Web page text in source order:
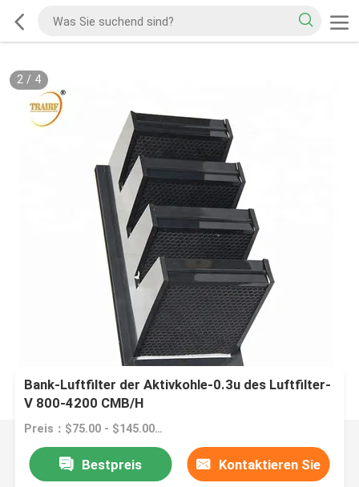
2/ 4
Bank-Luftfilter der Aktivkohle-0.3u des Luftfilter-
V 800-4200 CMB/H
Preis：$75.00 - $145.00/pieces
Bestpreis Kontaktieren Sie